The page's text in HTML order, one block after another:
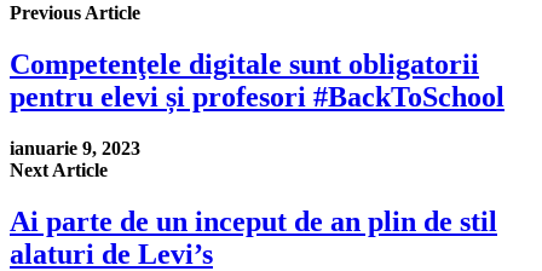
Previous Article
Competenţele digitale sunt obligatorii
pentru elevi și profesori #BackToSchool
ianuarie 9, 2023
Next Article
Ai parte de un inceput de an plin de stil
alaturi de Levi’s